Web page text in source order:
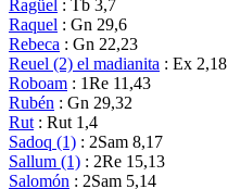
Ragüel : Tb 3,7
Raquel : Gn 29,6
Rebeca : Gn 22,23
Reuel (2) el madianita : Ex 2,18
Roboam : 1Re 11,43
Rubén : Gn 29,32
Rut : Rut 1,4
Sadoq (1) : 2Sam 8,17
Sallum (1) : 2Re 15,13
Salomón : 2Sam 5,14